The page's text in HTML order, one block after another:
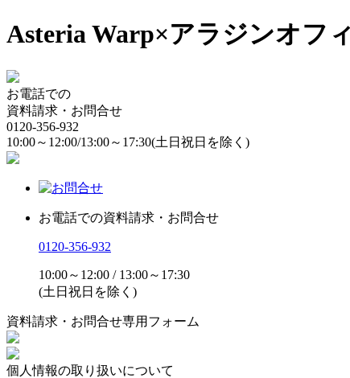
Asteria Warp×アラジンオフ
お電話での
資料請求・お問合せ
0120-356-932
10:00～12:00/13:00～17:30(土日祝日を除く)
お電話での資料請求・お問合せ
0120-356-932
10:00～12:00 / 13:00～17:30
(土日祝日を除く)
資料請求・お問合せ専用フォーム
個人情報の取り扱いについて